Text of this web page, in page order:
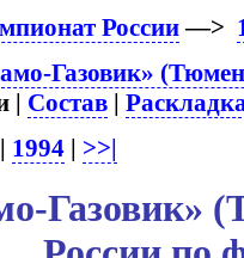
России—>
Газовик»
| Состав |
1994| >>|
Газовик»